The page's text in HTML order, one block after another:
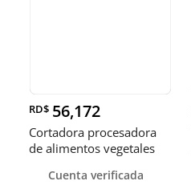
RD$ 56,172
Cortadora procesadora
de alimentos vegetales
Cuenta verificada